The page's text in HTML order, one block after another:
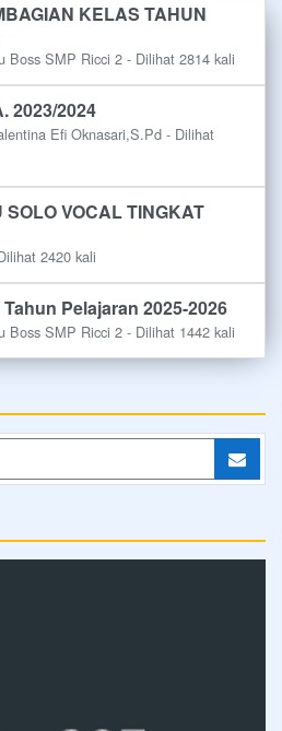
KELAS TAHUN
Boss SMP Ricci 2 - Dilihat 2814 kali
2023/2024
Efi Oknasari,S.Pd - Dilihat
VOCAL TINGKAT
2420 kali
Pelajaran 2025-2026
Boss SMP Ricci 2 - Dilihat 1442 kali